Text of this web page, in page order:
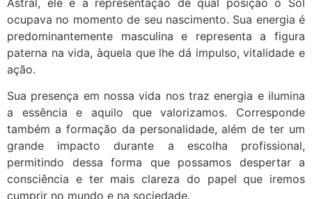
Astral, ele é a representação de qual posição o Sol
ocupava no momento de seu nascimento. Sua energia é
predominantemente masculina e representa a figura
paterna na vida, àquela que lhe dá impulso, vitalidade e
ação.
Sua presença em nossa vida nos traz energia e ilumina
a essência e aquilo que valorizamos. Corresponde
também a formação da personalidade, além de ter um
grande impacto durante a escolha profissional,
permitindo dessa forma que possamos despertar a
consciência e ter mais clareza do papel que iremos
cumprir no mundo e na sociedade.